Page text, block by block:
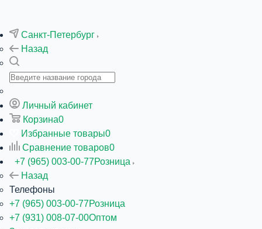
Санкт-Петербург
Назад
Личный кабинет
Корзина0
Избранные товары0
Сравнение товаров0
+7 (965) 003-00-77Розница
Назад
Телефоны
+7 (965) 003-00-77Розница
+7 (931) 008-07-00Оптом